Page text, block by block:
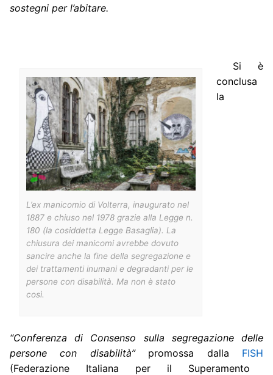
sostegni per l’abitare.
L’ex manicomio di Volterra, inaugurato nel
1887 e chiuso nel 1978 grazie alla Legge n.
180 (la cosiddetta Legge Basaglia). La
chiusura dei manicomi avrebbe dovuto
sancire anche la fine della segregazione e
dei trattamenti inumani e degradanti per le
persone con disabilità. Ma non è stato
così.
Si è
conclusa
la
“Conferenza di Consenso sulla segregazione delle
persone con disabilità”promossa dalla FISH
(Federazione Italiana per il Superamento